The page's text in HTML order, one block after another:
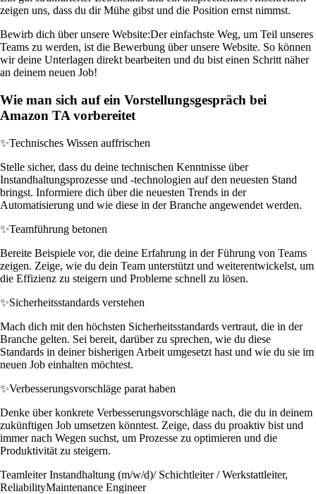
zeigen uns, dass du dir Mühe gibst und die Position ernst nimmst.
Bewirb dich über unsere Website:Der einfachste Weg, um Teil unseres
Teams zu werden, ist die Bewerbung über unsere Website. So können
wir deine Unterlagen direkt bearbeiten und du bist einen Schritt näher
an deinem neuen Job!
Wie man sich auf ein Vorstellungsgespräch bei
Amazon TA vorbereitet
✨Technisches Wissen auffrischen
Stelle sicher, dass du deine technischen Kenntnisse über
Instandhaltungsprozesse und -technologien auf den neuesten Stand
bringst. Informiere dich über die neuesten Trends in der
Automatisierung und wie diese in der Branche angewendet werden.
✨Teamführung betonen
Bereite Beispiele vor, die deine Erfahrung in der Führung von Teams
zeigen. Zeige, wie du dein Team unterstützt und weiterentwickelst, um
die Effizienz zu steigern und Probleme schnell zu lösen.
✨Sicherheitsstandards verstehen
Mach dich mit den höchsten Sicherheitsstandards vertraut, die in der
Branche gelten. Sei bereit, darüber zu sprechen, wie du diese
Standards in deiner bisherigen Arbeit umgesetzt hast und wie du sie im
neuen Job einhalten möchtest.
✨Verbesserungsvorschläge parat haben
Denke über konkrete Verbesserungsvorschläge nach, die du in deinem
zukünftigen Job umsetzen könntest. Zeige, dass du proaktiv bist und
immer nach Wegen suchst, um Prozesse zu optimieren und die
Produktivität zu steigern.
Teamleiter Instandhaltung (m/w/d)/ Schichtleiter / Werkstattleiter,
ReliabilityMaintenance Engineer